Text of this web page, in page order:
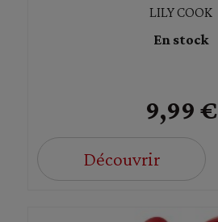
LILY COOK
En stock
9,99 €
Découvrir